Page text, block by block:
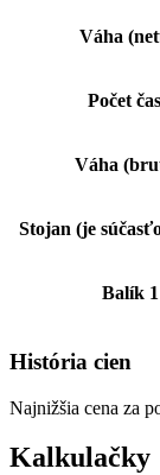
Váha
Počet
Váha
Stojan (je
Balík 1
História cien
Najnižšia cena za
Kalkulačky